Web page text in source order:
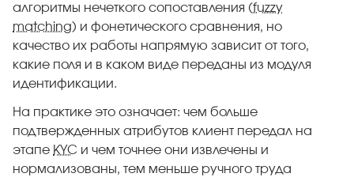
алгоритмы нечеткого сопоставления (fuzzy
matching) и фонетического сравнения, но
качество их работы напрямую зависит от того,
какие поля и в каком виде переданы из модуля
идентификации.
На практике это означает: чем больше
подтвержденных атрибутов клиент передал на
этапе KYC и чем точнее они извлечены и
нормализованы, тем меньше ручного труда